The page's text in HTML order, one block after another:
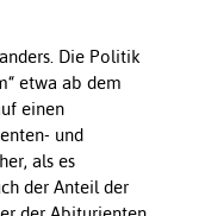
Die Politik
etwa ab dem
einen
und
als es
der Anteil der